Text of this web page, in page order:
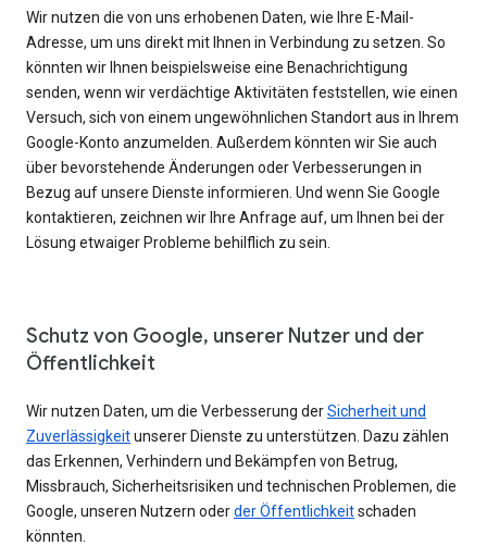
Wir nutzen die von uns erhobenen Daten, wie Ihre E-Mail-
Adresse, um uns direkt mit Ihnen in Verbindung zu setzen. So
könnten wir Ihnen beispielsweise eine Benachrichtigung
senden, wenn wir verdächtige Aktivitäten feststellen, wie einen
Versuch, sich von einem ungewöhnlichen Standort aus in Ihrem
Google-Konto anzumelden. Außerdem könnten wir Sie auch
über bevorstehende Änderungen oder Verbesserungen in
Bezug auf unsere Dienste informieren. Und wenn Sie Google
kontaktieren, zeichnen wir Ihre Anfrage auf, um Ihnen bei der
Lösung etwaiger Probleme behilflich zu sein.
Schutz von Google, unserer Nutzer und der
Öffentlichkeit
Wir nutzen Daten, um die Verbesserung derSicherheit und
Zuverlässigkeitunserer Dienste zu unterstützen. Dazu zählen
das Erkennen, Verhindern und Bekämpfen von Betrug,
Missbrauch, Sicherheitsrisiken und technischen Problemen, die
Google, unseren Nutzern oderder Öffentlichkeitschaden
könnten.